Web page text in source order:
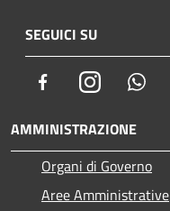
SEGUICI SU
FacebookInstagram
AMMINISTRAZIONE
Organi di Governo
Aree Amministrative